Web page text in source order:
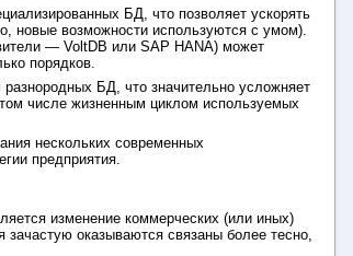
БД, что позволяет ускорять
новые возможности используются с умом).
— VoltDB или SAP HANA) может
порядков.
БД, что значительно усложняет
числе жизненным циклом используемых
нескольких современных
предприятия.
изменение коммерческих (или иных)
оказываются связаны более тесно,